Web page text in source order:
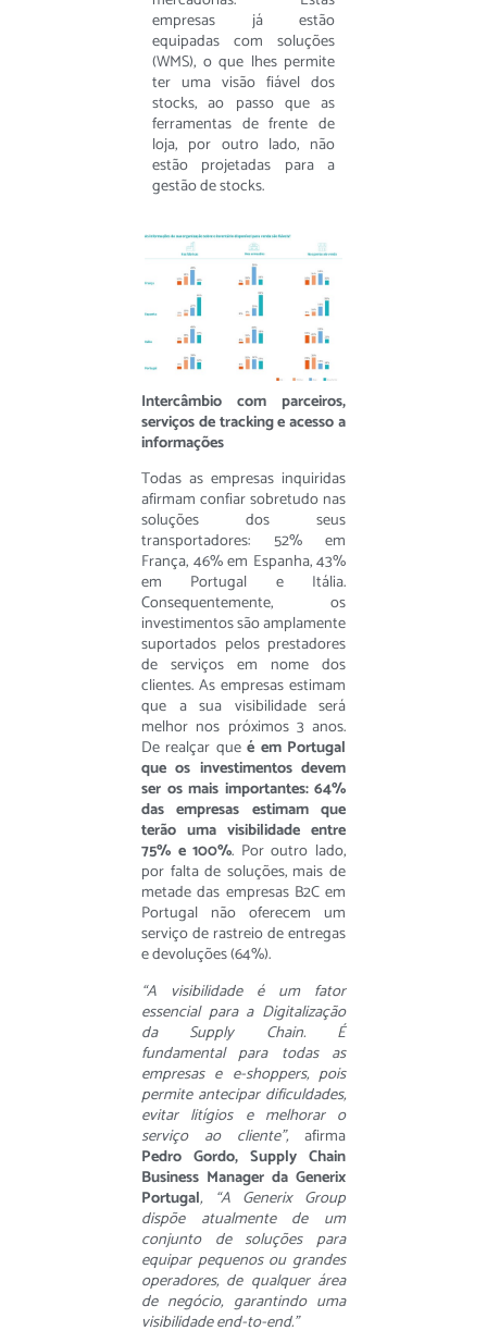
empresas já estão
equipadas com soluções
(WMS), o que lhes permite
ter uma visão fiável dos
stocks, ao passo que as
ferramentas de frente de
loja, por outro lado, não
estão projetadas para a
gestão de stocks.
Intercâmbio com parceiros,
serviços de tracking e acesso a
informações
Todas as empresas inquiridas
afirmam confiar sobretudo nas
soluções dos seus
transportadores: 52% em
França, 46% em Espanha, 43%
em Portugal e Itália.
Consequentemente, os
investimentos são amplamente
suportados pelos prestadores
de serviços em nome dos
clientes. As empresas estimam
que a sua visibilidade será
melhor nos próximos 3 anos.
De realçar queé em Portugal
que os investimentos devem
ser os mais importantes: 64%
das empresas estimam que
terão uma visibilidade entre
75% e 100%. Por outro lado,
por falta de soluções, mais de
metade das empresas B2C em
Portugal não oferecem um
serviço de rastreio de entregas
e devoluções (64%).
“A visibilidade é um fator
essencial para a Digitalização
da Supply Chain. É
fundamental para todas as
empresas e e-shoppers, pois
permite antecipar dificuldades,
evitar litígios e melhorar o
serviço ao cliente”, afirma
Pedro Gordo, Supply Chain
Business Manager da Generix
Portugal, “A Generix Group
dispõe atualmente de um
conjunto de soluções para
equipar pequenos ou grandes
operadores, de qualquer área
de negócio, garantindo uma
visibilidade end-to-end.”